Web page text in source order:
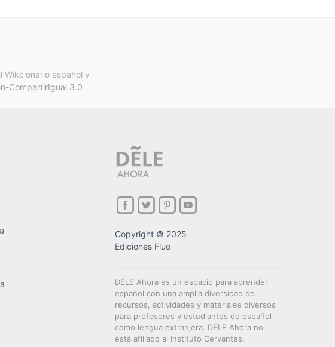
español y
CompartirIgual 3.0
Copyright © 2025
Ediciones Fluo
DELE Ahora es un espacio para aprender
español con una amplia diversidad de
recursos, actividades y materiales diversos
para profesores y estudiantes de español
como lengua extranjera. DELE Ahora no
está afiliado al Instituto Cervantes.